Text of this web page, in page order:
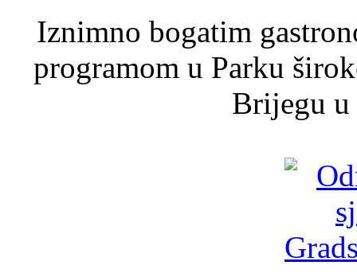
Iznimno bogatim
programom u Parku
Brijegu u